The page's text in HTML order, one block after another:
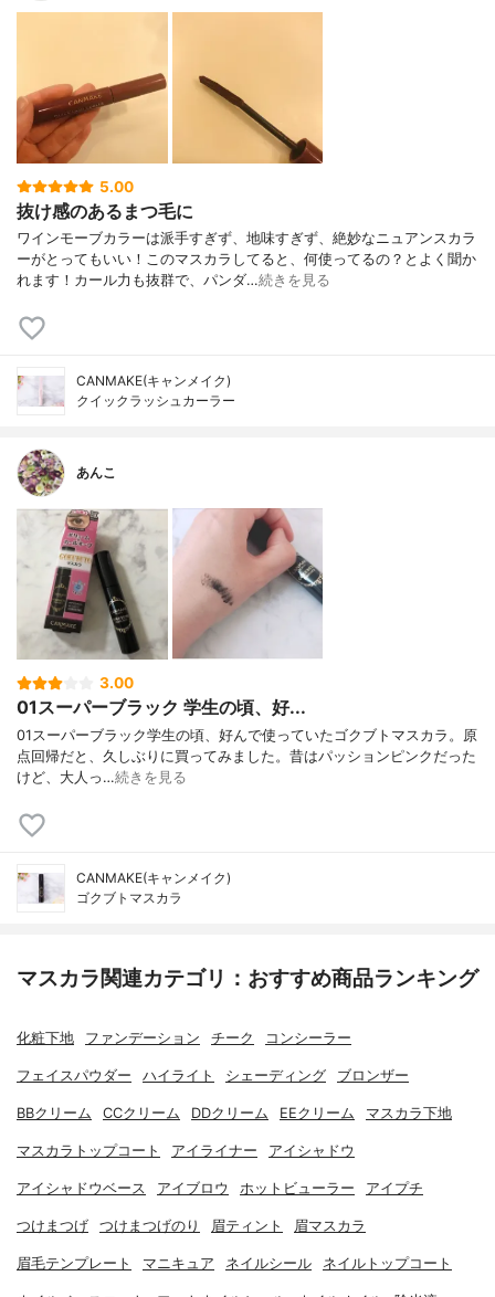
5.00
抜け感のあるまつ毛に
ワインモーブカラーは派手すぎず、地味すぎず、絶妙なニュアンスカラ
ーがとってもいい！このマスカラしてると、何使ってるの？とよく聞か
れます！カール力も抜群で、パンダ…続きを見る
CANMAKE(キャンメイク)
クイックラッシュカーラー
あんこ
3.00
01スーパーブラック 学生の頃、好...
01スーパーブラック学生の頃、好んで使っていたゴクブトマスカラ。原
点回帰だと、久しぶりに買ってみました。昔はパッションピンクだった
けど、大人っ…続きを見る
CANMAKE(キャンメイク)
ゴクブトマスカラ
マスカラ関連カテゴリ：おすすめ商品ランキング
化粧下地 ファンデーション チーク コンシーラー
フェイスパウダー ハイライト シェーディング ブロンザー
BBクリーム CCクリーム DDクリーム EEクリーム マスカラ下地
マスカラトップコート アイライナー アイシャドウ
アイシャドウベース アイブロウ ホットビューラー アイプチ
つけまつげ つけまつげのり 眉ティント 眉マスカラ
眉毛テンプレート マニキュア ネイルシール ネイルトップコート